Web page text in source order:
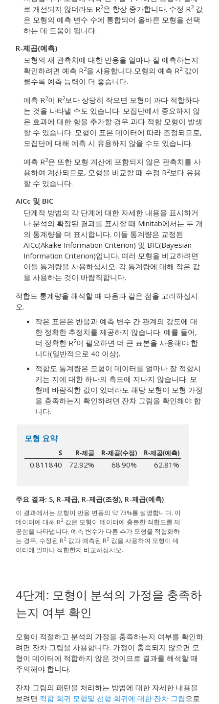
로 개선되지 않더라도 R2은 항상 증가합니다. 수정 R2값
은 모형의 예측 변수 수에 통합되어 올바른 모형을 선택
하는 데 도움이 됩니다.
R-제곱(예측)
모형의 새 관측치에 대한 반응을 얼마나 잘 예측하는지
확인하려면 예측 R2을 사용합니다.모형의 예측 R2값이
클수록 예측 능력이 더 좋습니다.
예측 R2이 R2보다 상당히 작으면 모형이 과다 적합하다
는 것을 나타낼 수도 있습니다. 모집단에서 중요하지 않
은 효과에 대한 항을 추가할 경우 과다 적합 모형이 발생
할 수 있습니다. 모형이 표본 데이터에 따라 조정되므로,
모집단에 대해 예측 시 유용하지 않을 수도 있습니다.
예측 R2은 또한 모형 계산에 포함되지 않은 관측치를 사
용하여 계산되므로, 모형을 비교할 때 수정 R2보다 유용
할 수 있습니다.
AICc 및 BIC
단계적 방법의 각 단계에 대한 자세한 내용을 표시하거
나 분석의 확장된 결과를 표시할 때 Minitab에서는 두 개
의 통계량을 더 표시합니다. 이들 통계량은 교정된
AICc(Akaike Information Criterion) 및 BIC(Bayesian
Information Criterion)입니다. 여러 모형을 비교하려면
이들 통계량을 사용하십시오. 각 통계량에 대해 작은 값
을 사용하는 것이 바람직합니다.
적합도 통계량을 해석할 때 다음과 같은 점을 고려하십시
오.
작은 표본은 반응과 예측 변수 간 관계의 강도에 대
한 정확한 추정치를 제공하지 않습니다. 예를 들어,
더 정확한 R2이 필요하면 더 큰 표본을 사용해야 합
니다(일반적으로 40 이상).
적합도 통계량은 모형이 데이터를 얼마나 잘 적합시
키는 지에 대한 하나의 측도에 지나지 않습니다. 모
형에 바람직한 값이 있더라도 해당 모형이 모형 가정
을 충족하는지 확인하려면 잔차 그림을 확인해야 합
니다.
모형 요약
S R-제곱 R-제곱(수정) R-제곱(예측)
0.811840 72.92% 68.90% 62.81%
주요 결과: S, R-제곱, R-제곱(조정), R-제곱(예측)
이 결과에서는 모형이 반응 변동의 약 73%를 설명합니다. 이
데이터에 대해 R2 값은 모형이 데이터에 충분한 적합도를 제
공함을 나타냅니다. 예측 변수가 다른 추가 모형을 적합화하
는 경우, 수정된 R2 값과 예측된 R2 값을 사용하여 모형이 데
이터에 얼마나 적합한지 비교하십시오.
4단계: 모형이 분석의 가정을 충족하
는지 여부 확인
모형이 적절하고 분석의 가정을 충족하는지 여부를 확인하
려면 잔차 그림을 사용합니다. 가정이 충족되지 않으면 모
형이 데이터에 적합하지 않은 것이므로 결과를 해석할 때
주의해야 합니다.
잔차 그림의 패턴을 처리하는 방법에 대한 자세한 내용을
보려면 적합 회귀 모형및 선형 회귀에 대한 잔차 그림으로